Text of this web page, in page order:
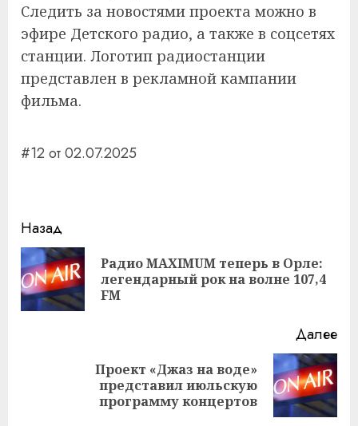
Следить за новостями проекта можно в
эфире Детского радио, а также в соцсетях
станции. Логотип радиостанции
представлен в рекламной кампании
фильма.
#12 от 02.07.2025
Навигация
записи
Назад
Радио MAXIMUM теперь в Орле:
легендарный рок на волне 107,4
FM
Далее
Следующая
Проект «Джаз на воде»
представил июльскую
программу концертов